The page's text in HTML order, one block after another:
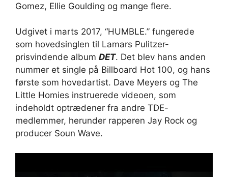
Gomez, Ellie Goulding og mange flere.
Udgivet i marts 2017, “HUMBLE.” fungerede
som hovedsinglen til Lamars Pulitzer-
prisvindende album DET. Det blev hans anden
nummer et single på Billboard Hot 100, og hans
første som hovedartist. Dave Meyers og The
Little Homies instruerede videoen, som
indeholdt optrædener fra andre TDE-
medlemmer, herunder rapperen Jay Rock og
producer Soun Wave.